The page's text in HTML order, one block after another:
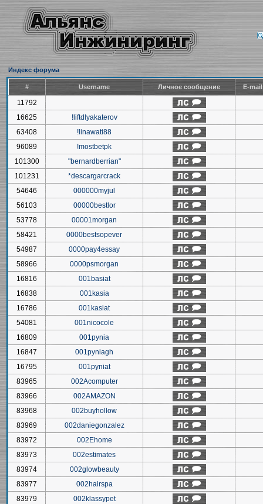
Индекс форума
# Username Личное сообщение E-
11792
16625
!liftdlyakaterov
63408
!linawati88
96089
!mostbetpk
101300
"bernardberrian"
101231
*descargarcrack
54646
000000myjul
56103
00000bestlor
53778
00001morgan
58421
0000bestsopever
54987
0000pay4essay
58966
0000psmorgan
16816
001basiat
16838
001kasia
16786
001kasiat
54081
001nicocole
16809
001pynia
16847
001pyniagh
16795
001pyniat
83965
002Acomputer
83966
002AMAZON
83968
002buyhollow
83969
002daniegonzalez
83972
002Ehome
83973
002estimates
83974
002glowbeauty
83977
002hairspa
83979
002klassypet